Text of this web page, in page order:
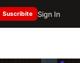
Suscribite Sign In